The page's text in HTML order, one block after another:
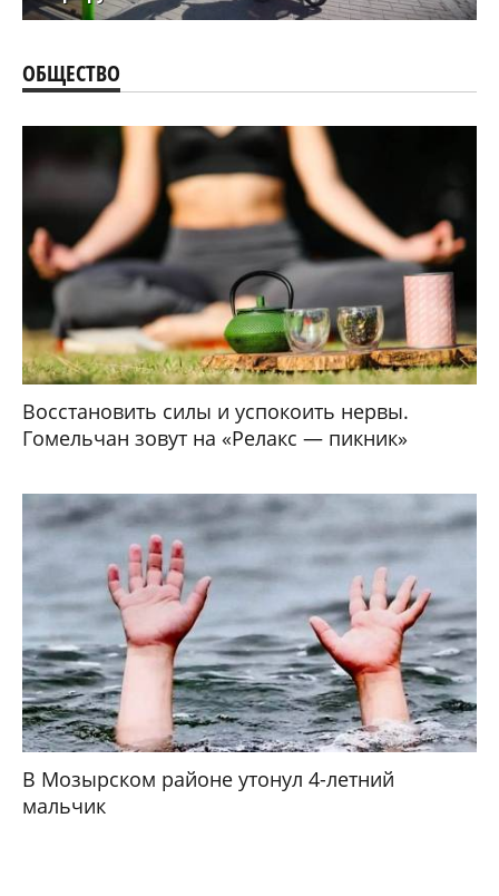
ОБЩЕСТВО
Восстановить силы и успокоить нервы.
Гомельчан зовут на «Релакс — пикник»
В Мозырском районе утонул 4-летний
мальчик